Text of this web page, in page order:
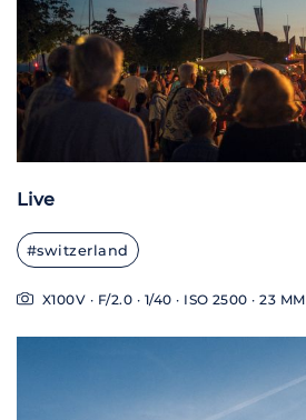
Live
#switzerland
X100V · F/2.0 · 1/40 · ISO 2500 · 23 MM